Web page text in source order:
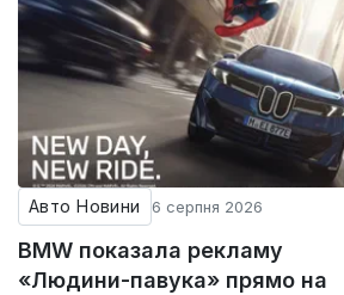
Авто Новини 6 серпня 2026
BMW показала рекламу
«Людини-павука» прямо на